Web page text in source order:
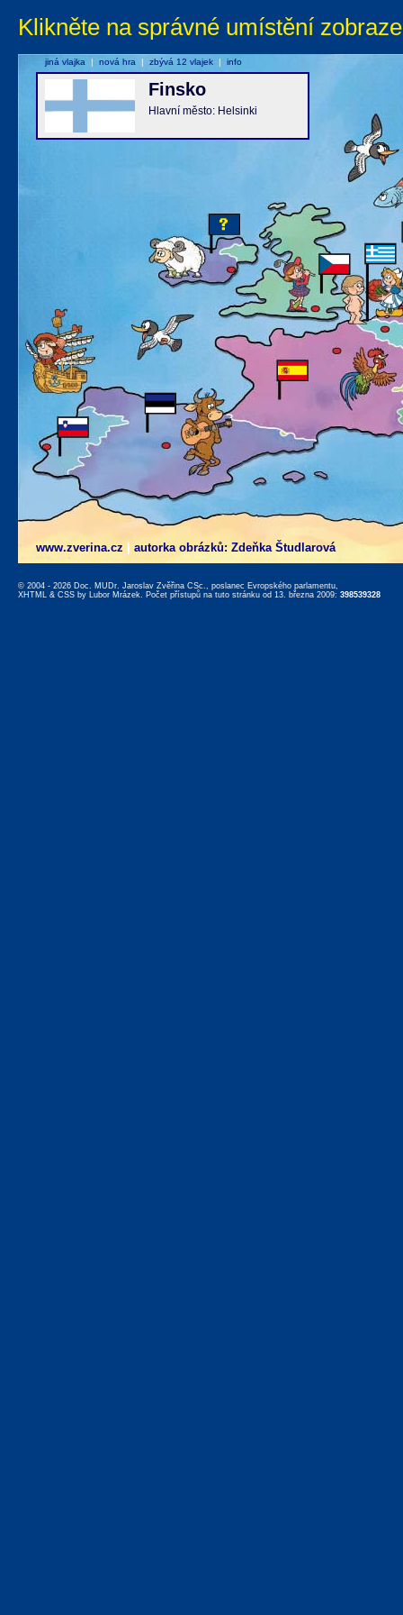
Klikněte na správné umístění
www.zverina.cz autorka obrázků: Zdeňka Študlarová
Finsko
Hlavní město: Helsinki
jiná vlajka | nová hra | zbývá 12 vlajek | info
© 2004 - 2026 Doc. MUDr. Jaroslav Zvěřina CSc., poslanec Evropského parlamentu,
XHTML & CSS by Lubor Mrázek. Počet přístupů na tuto stránku od 13. března 2009: 398539328